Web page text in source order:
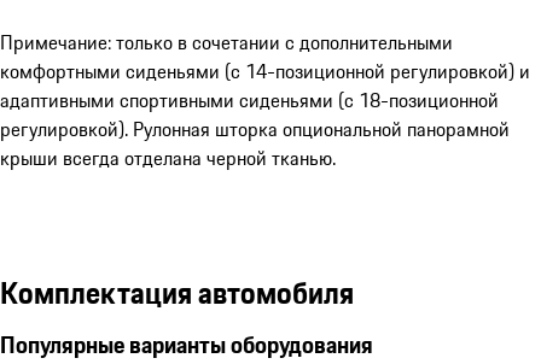
Примечание: только в сочетании с дополнительными
комфортными сиденьями (с 14-позиционной регулировкой) и
адаптивными спортивными сиденьями (с 18-позиционной
регулировкой). Рулонная шторка опциональной панорамной
крыши всегда отделана черной тканью.
Комплектация автомобиля
Популярные варианты оборудования